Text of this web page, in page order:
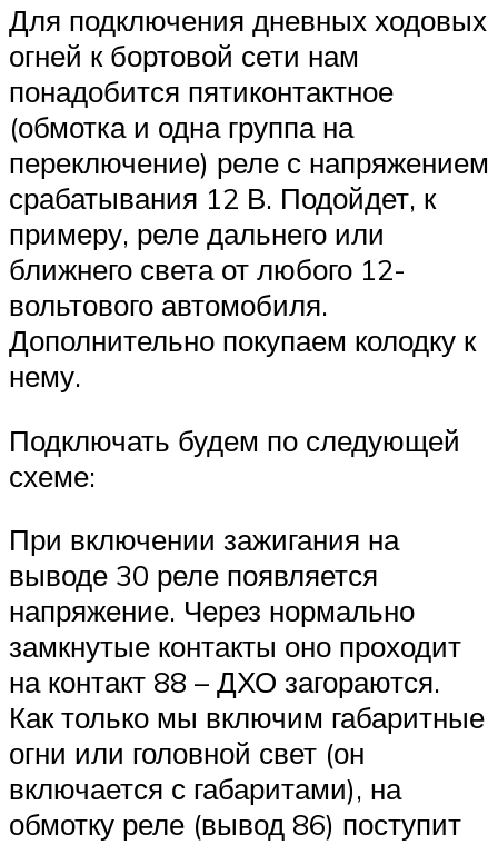
Для подключения дневных ходовых
огней к бортовой сети нам
понадобится пятиконтактное
(обмотка и одна группа на
переключение) реле с напряжением
срабатывания 12 В. Подойдет, к
примеру, реле дальнего или
ближнего света от любого 12-
вольтового автомобиля.
Дополнительно покупаем колодку к
нему.
Подключать будем по следующей
схеме:
При включении зажигания на
выводе 30 реле появляется
напряжение. Через нормально
замкнутые контакты оно проходит
на контакт 88 – ДХО загораются.
Как только мы включим габаритные
огни или головной свет (он
включается с габаритами), на
обмотку реле (вывод 86) поступит